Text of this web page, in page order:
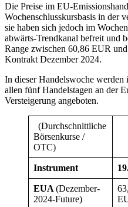
Die Preise im EU-
Wochenschlusskursbasis in der
sie haben sich jedoch im
abwärts-Trendkanal befreit und
Range zwischen 60,86 EUR
Kontrakt Dezember 2024.
In dieser Handelswoche
allen fünf Handelstagen an der
Versteigerung angeboten.
(Durchschnittliche
Börsenkurse /
OTC)
Instrument
EUA (Dezember-
2024-Future)